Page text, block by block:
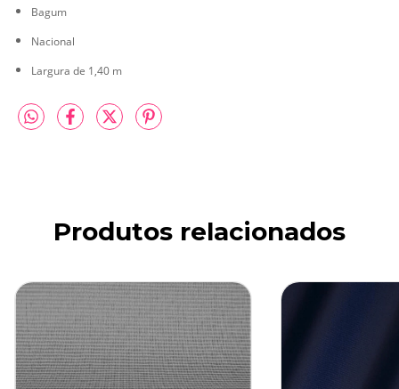
Bagum
Nacional
Largura de 1,40 m
Produtos relacionados